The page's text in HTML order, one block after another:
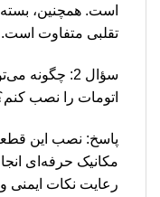
است. همچنین،
تقلبی متفاوت است.
اتومات را نصب
پاسخ: نصب این
مکانیک حرفه‌ای
رعایت نکات ایمنی